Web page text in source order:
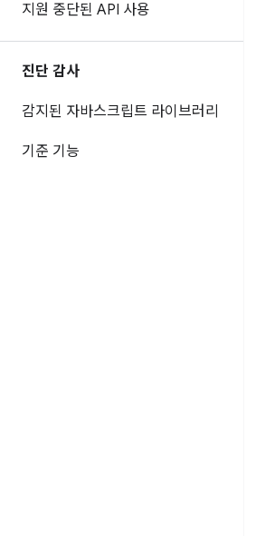
지원 중단된 API 사용
진단 감사
감지된 자바스크립트 라이브러리
기준 기능